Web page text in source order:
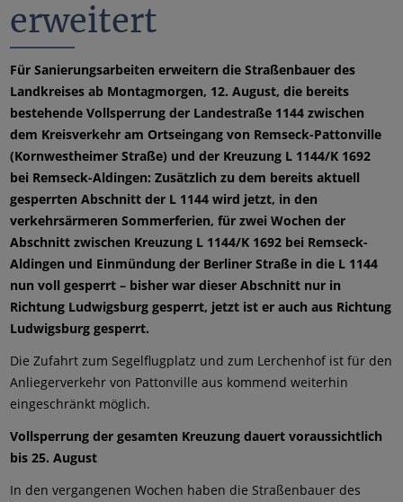
erweitert
Für Sanierungsarbeiten erweitern die Straßenbauer des
Landkreises ab Montagmorgen, 12. August, die bereits
bestehende Vollsperrung der Landestraße 1144 zwischen
dem Kreisverkehr am Ortseingang von Remseck-Pattonville
(Kornwestheimer Straße) und der Kreuzung L 1144/K 1692
bei Remseck-Aldingen: Zusätzlich zu dem bereits aktuell
gesperrten Abschnitt der L 1144 wird jetzt, in den
verkehrsärmeren Sommerferien, für zwei Wochen der
Abschnitt zwischen Kreuzung L 1144/K 1692 bei Remseck-
Aldingen und Einmündung der Berliner Straße in die L 1144
nun voll gesperrt – bisher war dieser Abschnitt nur in
Richtung Ludwigsburg gesperrt, jetzt ist er auch aus Richtung
Ludwigsburg gesperrt.
Die Zufahrt zum Segelflugplatz und zum Lerchenhof ist für den
Anliegerverkehr von Pattonville aus kommend weiterhin
eingeschränkt möglich.
Vollsperrung der gesamten Kreuzung dauert voraussichtlich
bis 25. August
In den vergangenen Wochen haben die Straßenbauer des